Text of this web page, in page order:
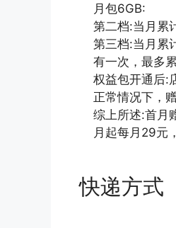
月包6GB:
第二档:当月累
第三档:当月累
有一次，最多
权益包开通后:
正常情况下，
综上所述:首月
月起每月29元
快递方式